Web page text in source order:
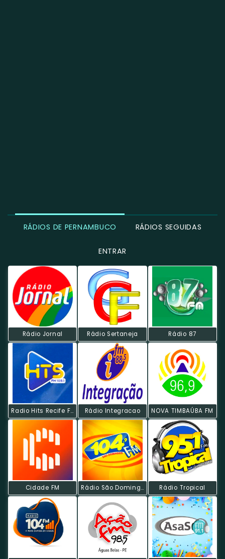
RÁDIOS DE PERNAMBUCO RÁDIOS SEGUIDAS
ENTRAR
Rádio Jornal Rádio Sertaneja Rádio 87
Radio Hits Recife FM Rádio Integracao NOVA TIMBAÚBA FM
Cidade FM Rádio São Domingos FM Rádio Tropical